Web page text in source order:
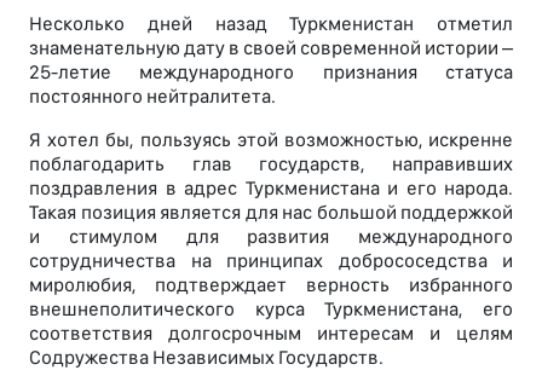
Несколько дней назад Туркменистан отметил
знаменательную дату в своей современной истории –
25-летие международного признания статуса
постоянного нейтралитета.
Я хотел бы, пользуясь этой возможностью, искренне
поблагодарить глав государств, направивших
поздравления в адрес Туркменистана и его народа.
Такая позиция является для нас большой поддержкой
и стимулом для развития международного
сотрудничества на принципах добрососедства и
миролюбия, подтверждает верность избранного
внешнеполитического курса Туркменистана, его
соответствия долгосрочным интересам и целям
Содружества Независимых Государств.